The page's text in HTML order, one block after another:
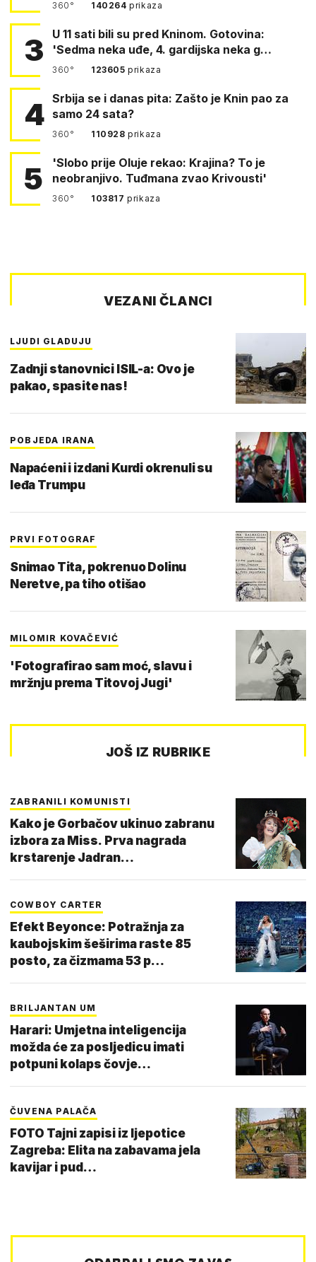
360° 140264prikaza
3
U 11 sati bili su pred Kninom. Gotovina:
'Sedma neka uđe, 4. gardijska neka g…
360° 123605prikaza
4 Srbija se i danas pita: Zašto je Knin pao za
samo 24 sata?
360° 110928prikaza
5
'Slobo prije Oluje rekao: Krajina? To je
neobranjivo. Tuđmana zvao Krivousti'
360° 103817prikaza
VEZANI ČLANCI
LJUDI GLADUJU
Zadnji stanovnici ISIL-a: Ovo je
pakao, spasite nas!
POBJEDA IRANA
Napaćeni i izdani Kurdi okrenuli su
leđa Trumpu
PRVI FOTOGRAF
Snimao Tita, pokrenuo Dolinu
Neretve, pa tiho otišao
MILOMIR KOVAČEVIĆ
'Fotografirao sam moć, slavu i
mržnju prema Titovoj Jugi'
JOŠ IZ RUBRIKE
ZABRANILI KOMUNISTI
Kako je Gorbačov ukinuo zabranu
izbora za Miss. Prva nagrada
krstarenje Jadran…
COWBOY CARTER
Efekt Beyonce: Potražnja za
kaubojskim šeširima raste 85
posto, za čizmama 53 p…
BRILJANTAN UM
Harari: Umjetna inteligencija
možda će za posljedicu imati
potpuni kolaps čovje…
ČUVENA PALAČA
FOTO Tajni zapisi iz ljepotice
Zagreba: Elita na zabavama jela
kavijar i pud…